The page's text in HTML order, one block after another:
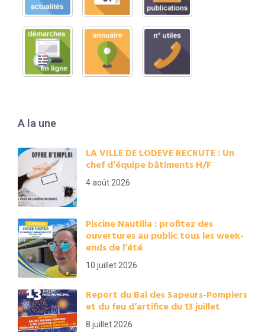
A la une
LA VILLE DE LODEVE RECRUTE : Un
chef d’équipe bâtiments H/F
4 août 2026
Piscine Nautilia : profitez des
ouvertures au public tous les week-
ends de l’été
10 juillet 2026
Report du Bal des Sapeurs-Pompiers
et du feu d’artifice du 13 juillet
8 juillet 2026